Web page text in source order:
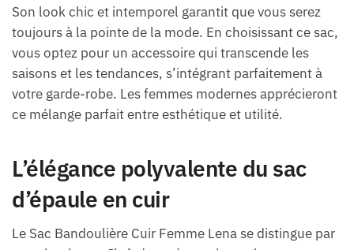
Son look chic et intemporel garantit que vous serez
toujours à la pointe de la mode. En choisissant ce sac,
vous optez pour un accessoire qui transcende les
saisons et les tendances, s’intégrant parfaitement à
votre garde-robe. Les femmes modernes apprécieront
ce mélange parfait entre esthétique et utilité.
L’élégance polyvalente du sac
d’épaule en cuir
Le Sac Bandoulière Cuir Femme Lena se distingue par